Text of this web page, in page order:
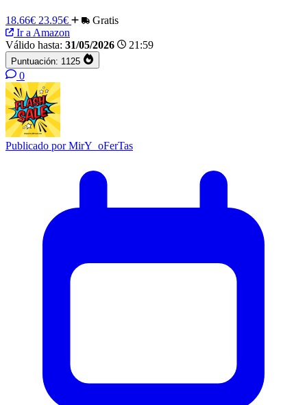
18.66€ 23.95€
Gratis
Ir a Amazon
Válido hasta: 31/05/2026 21:59
Puntuación: 1125
0
Publicado porMirY_oFerTas